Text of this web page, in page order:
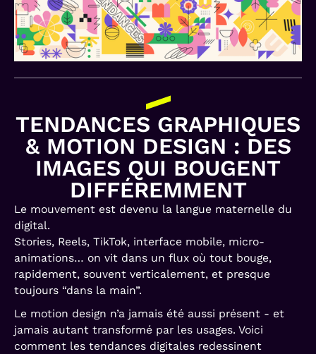
TENDANCES GRAPHIQUES
& MOTION DESIGN : DES
IMAGES QUI BOUGENT
DIFFÉREMMENT
Le mouvement est devenu la langue maternelle du
digital.
Stories, Reels, TikTok, interface mobile, micro-
animations… on vit dans un flux où tout bouge,
rapidement, souvent verticalement, et presque
toujours “dans la main”.
Le motion design n’a jamais été aussi présent - et
jamais autant transformé par les usages. Voici
comment les tendances digitales redessinent